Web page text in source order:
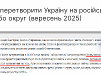
Україну на
округ (вересень 2025)